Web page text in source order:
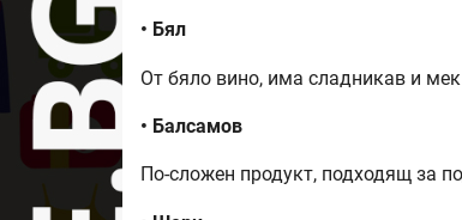
• Бял
От бяло вино, има сладникав и мек
• Балсамов
По-сложен продукт, подходящ за